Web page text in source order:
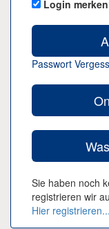
Login
Passwort
Sie haben noch
registrieren wir
Hier registrieren...